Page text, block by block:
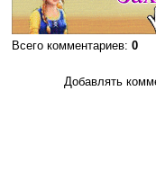
Всего комментариев: 0
Добавлять